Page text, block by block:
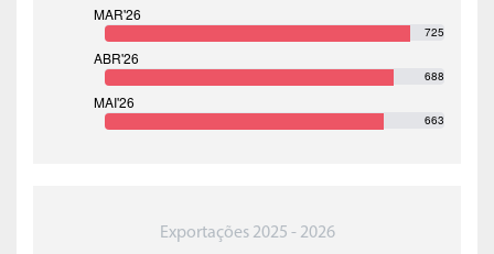
725
688
663
Exportações 2025 - 2026